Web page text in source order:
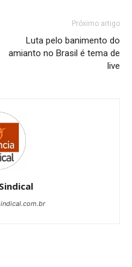
Próximo artigo
Luta pelo banimento do
amianto no Brasil é tema de
live